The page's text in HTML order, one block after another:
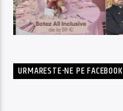
URMARESTE-NE PE FACEBOOK